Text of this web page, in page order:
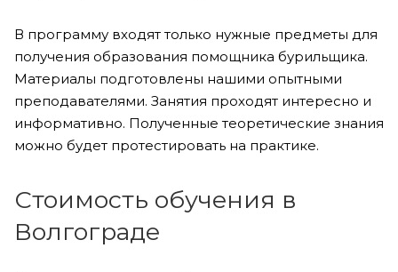
В программу входят только нужные предметы для
получения образования помощника бурильщика.
Материалы подготовлены нашими опытными
преподавателями. Занятия проходят интересно и
информативно. Полученные теоретические знания
можно будет протестировать на практике.
Стоимость обучения в
Волгограде